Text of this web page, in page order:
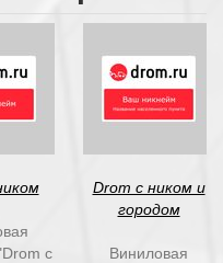
с
Drom c ником и
городом
Виниловая